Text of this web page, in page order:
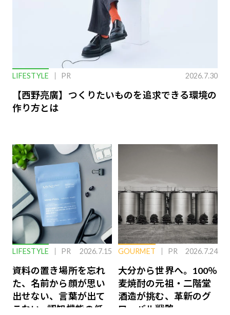
LIFESTYLE PR 2026.7.30
【西野亮廣】つくりたいものを追求できる環境の
作り方とは
LIFESTYLE PR 2026.7.15
資料の置き場所を忘れ
た、名前から顔が思い
出せない、言葉が出て
こない…認知機能の低
GOURMET PR 2026.7.24
大分から世界へ。100％
麦焼酎の元祖・二階堂
酒造が挑む、革新のグ
ローバル戦略